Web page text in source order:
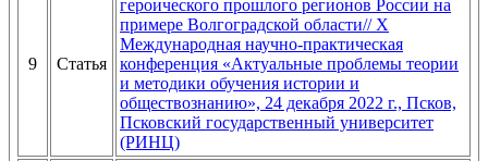
9 Статья
героического прошлого регионов России на
примере Волгоградской области// X
Международная научно-практическая
конференция «Актуальные проблемы теории
и методики обучения истории и
обществознанию», 24 декабря 2022 г., Псков,
Псковский государственный университет
(РИНЦ)